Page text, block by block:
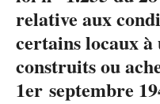
relative aux
certains locaux
construits ou
1er septembre